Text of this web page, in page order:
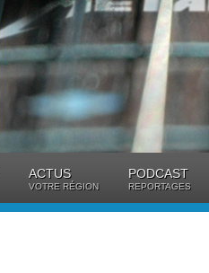
ACTUS
VOTRE RÉGION
PODCAST
REPORTAGES